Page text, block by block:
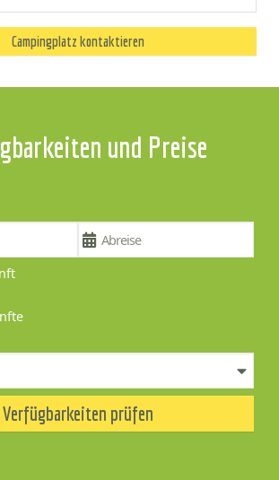
Campingplatz kontaktieren
und Preise
Verfügbarkeiten prüfen